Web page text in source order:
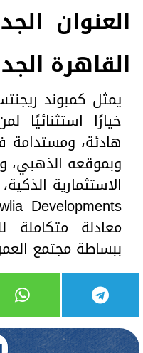
العنوان
القاهرة
يمثل كمبوند
خيارًا استثنائيًا
هادئة، ومستدامة
وبموقعه الذهبي،
Developments
معادلة متكاملة
ببساطة مجتمع